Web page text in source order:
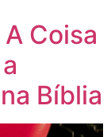
Coisa
Bíblia